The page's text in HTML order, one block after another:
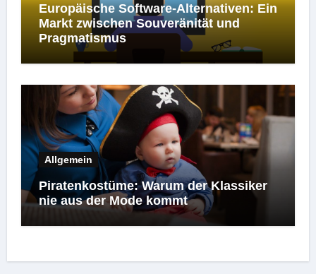
Europäische Software-Alternativen: Ein
Markt zwischen Souveränität und
Pragmatismus
Allgemein
Piratenkostüme: Warum der Klassiker
nie aus der Mode kommt